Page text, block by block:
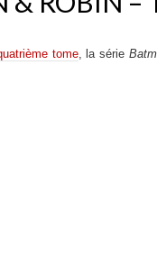
tome, la série